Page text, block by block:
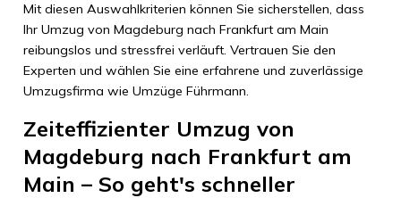
Mit diesen Auswahlkriterien können Sie sicherstellen, dass
Ihr Umzug von Magdeburg nach Frankfurt am Main
reibungslos und stressfrei verläuft. Vertrauen Sie den
Experten und wählen Sie eine erfahrene und zuverlässige
Umzugsfirma wie Umzüge Führmann.
Zeiteffizienter Umzug von
Magdeburg nach Frankfurt am
Main – So geht's schneller